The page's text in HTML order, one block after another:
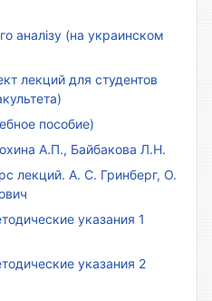
аналізу (на украинском
лекций для студентов
пособие)
А.П., Байбакова Л.Н.
лекций. А. С. Гринберг, О.
указания 1
указания 2